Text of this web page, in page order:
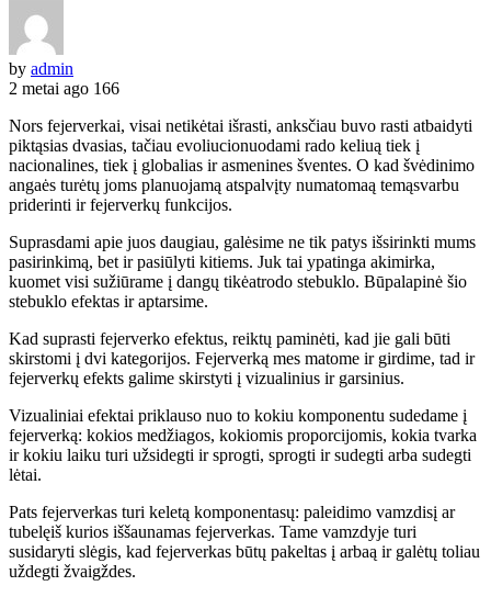
by admin
2 metai ago 166
Nors fejerverkai, visai netikėtai išrasti, anksčiau buvo rasti atbaidyti
piktąsias dvasias, tačiau evoliucionuodami rado keliuą tiek į
nacionalines, tiek į globalias ir asmenines šventes. O kad švėdinimo
angaės turėtų joms planuojamą atspalvįty numatomaą temąsvarbu
priderinti ir fejerverkų funkcijos.
Suprasdami apie juos daugiau, galėsime ne tik patys išsirinkti mums
pasirinkimą, bet ir pasiūlyti kitiems. Juk tai ypatinga akimirka,
kuomet visi sužiūrame į dangų tikėatrodo stebuklo. Būpalapinė šio
stebuklo efektas ir aptarsime.
Kad suprasti fejerverko efektus, reiktų paminėti, kad jie gali būti
skirstomi į dvi kategorijos. Fejerverką mes matome ir girdime, tad ir
fejerverkų efekts galime skirstyti į vizualinius ir garsinius.
Vizualiniai efektai priklauso nuo to kokiu komponentu sudedame į
fejerverką: kokios medžiagos, kokiomis proporcijomis, kokia tvarka
ir kokiu laiku turi užsidegti ir sprogti, sprogti ir sudegti arba sudegti
lėtai.
Pats fejerverkas turi keletą komponentasų: paleidimo vamzdisį ar
tubelęiš kurios iššaunamas fejerverkas. Tame vamzdyje turi
susidaryti slėgis, kad fejerverkas būtų pakeltas į arbaą ir galėtų toliau
uždegti žvaigždes.